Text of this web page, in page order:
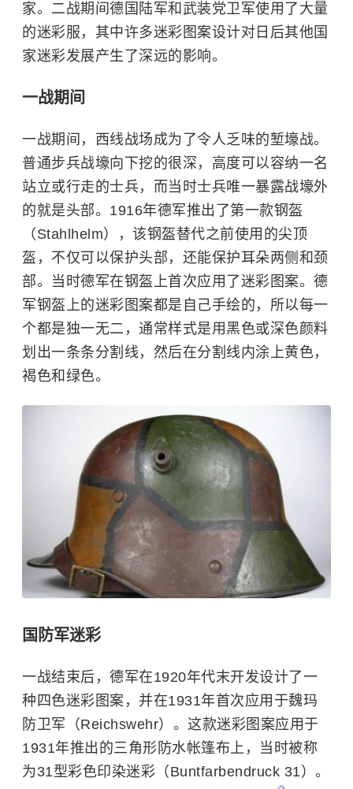
家。二战期间德国陆军和武装党卫军使用了大量
的迷彩服，其中许多迷彩图案设计对日后其他国
家迷彩发展产生了深远的影响。
一战期间
一战期间，西线战场成为了令人乏味的堑壕战。
普通步兵战壕向下挖的很深，高度可以容纳一名
站立或行走的士兵，而当时士兵唯一暴露战壕外
的就是头部。1916年德军推出了第一款钢盔
（Stahlhelm），该钢盔替代之前使用的尖顶
盔，不仅可以保护头部，还能保护耳朵两侧和颈
部。 当时德军在钢盔上首次应用了迷彩图案。德
军钢盔上的迷彩图案都是自己手绘的，所以每一
个都是独一无二，通常样式是用黑色或深色颜料
划出一条条分割线，然后在分割线内涂上黄色，
褐色和绿色。
国防军迷彩
一战结束后，德军在1920年代末开发设计了一
种四色迷彩图案，并在1931年首次应用于魏玛
防卫军（Reichswehr）。这款迷彩图案应用于
1931年推出的三角形防水帐篷布上，当时被称
为31型彩色印染迷彩（Buntfarbendruck 31）。